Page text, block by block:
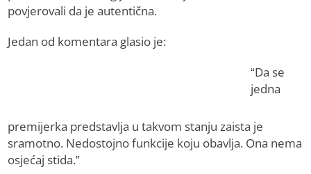
povjerovali da je autentična.
Jedan od komentara glasio je:
“Da se
jedna
premijerka predstavlja u takvom stanju zaista je
sramotno. Nedostojno funkcije koju obavlja. Ona nema
osjećaj stida.”